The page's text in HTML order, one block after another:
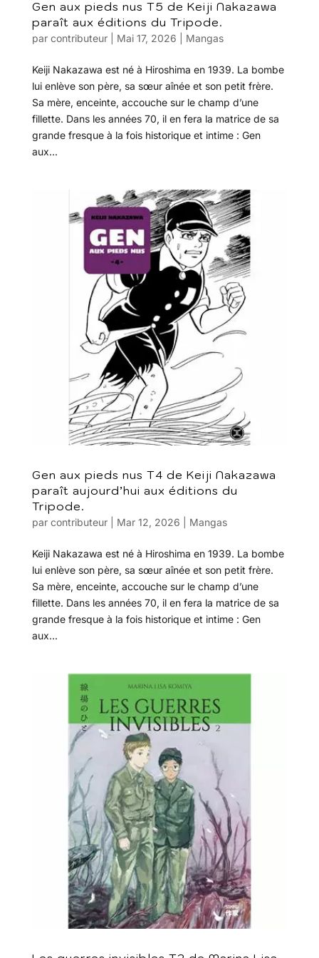
Gen aux pieds nus T5 de Keiji Nakazawa
paraît aux éditions du Tripode.
par contributeur| Mai 17, 2026 Mangas
Keiji Nakazawa est né à Hiroshima en 1939. La bombe
lui enlève son père, sa sœur aînée et son petit frère.
Sa mère, enceinte, accouche sur le champ d’une
fillette. Dans les années 70, il en fera la matrice de sa
grande fresque à la fois historique et intime : Gen
aux...
Gen aux pieds nus T4 de Keiji Nakazawa
paraît aujourd’hui aux éditions du
Tripode.
par contributeur| Mar 12, 2026 Mangas
Keiji Nakazawa est né à Hiroshima en 1939. La bombe
lui enlève son père, sa sœur aînée et son petit frère.
Sa mère, enceinte, accouche sur le champ d’une
fillette. Dans les années 70, il en fera la matrice de sa
grande fresque à la fois historique et intime : Gen
aux...